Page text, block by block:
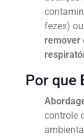
fezes)
remover
Por que
controle